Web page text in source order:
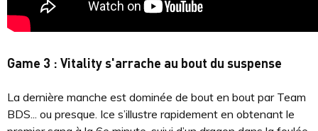
Game 3 : Vitality s'arrache au bout du suspense
La dernière manche est dominée de bout en bout par Team
BDS... ou presque. Ice s’illustre rapidement en obtenant le